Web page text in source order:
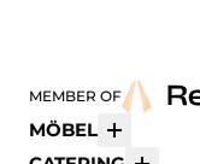
MEMBER OF
MÖBEL